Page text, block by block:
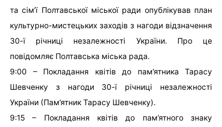
та сім’ї Полтавської міської ради опублікував план
культурно-мистецьких заходів з нагоди відзначення
30-ї річниці незалежності України. Про це
повідомляє Полтавська міська рада.
9:00 – Покладання квітів до пам’ятника Тарасу
Шевченку з нагоди 30-ї річниці незалежності
України (Пам’ятник Тарасу Шевченку).
9:15 – Покладання квітів до пам’ятного знаку